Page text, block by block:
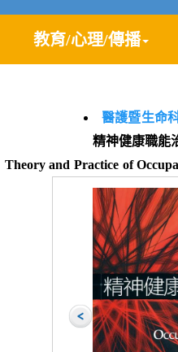
教育/心理/傳播
醫護暨生命
精神健康職能
Theory and Practice of